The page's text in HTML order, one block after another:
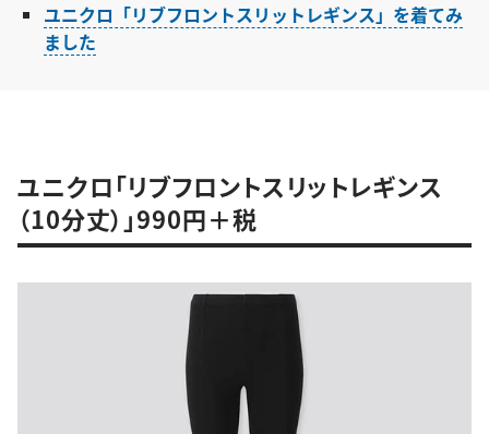
ユニクロ「リブフロントスリットレギンス」を着てみ
ました
ユニクロ「リブフロントスリットレギンス
（10分丈）」990円＋税